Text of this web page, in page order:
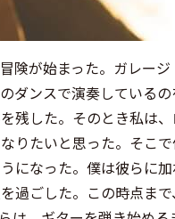
険が始まった。ガレー
ダンスで演奏している
残した。そのとき私は
りたいと思った。そこ
になった。僕は彼らに
過ごした。この時点ま